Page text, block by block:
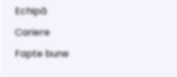
Echipă
Cariere
Fapte bune